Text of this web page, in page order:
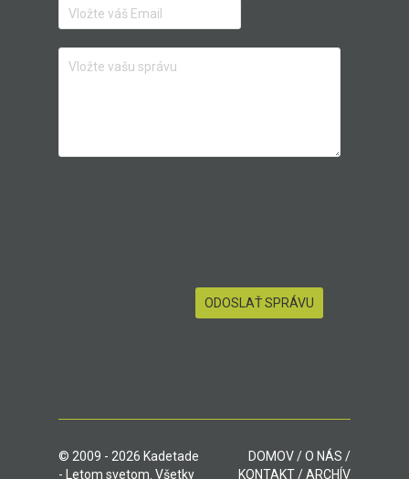
© 2009 - 2026 Kadetade
- Letom svetom. Všetky
DOMOV/O NÁS /
KONTAKT/ARCHÍV